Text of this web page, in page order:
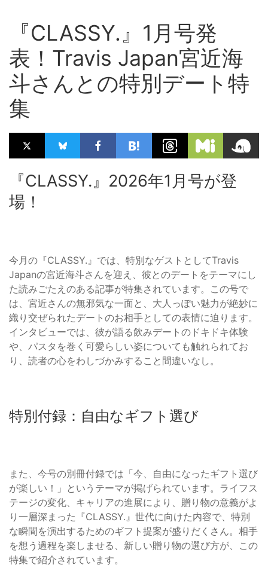
『CLASSY.』1月号発
表！Travis Japan宮近海
斗さんとの特別デート特
集
『CLASSY.』2026年1月号が登
場！
今月の『CLASSY.』では、特別なゲストとしてTravis
Japanの宮近海斗さんを迎え、彼とのデートをテーマにし
た読みごたえのある記事が特集されています。この号で
は、宮近さんの無邪気な一面と、大人っぽい魅力が絶妙に
織り交ぜられたデートのお相手としての表情に迫ります。
インタビューでは、彼が語る飲みデートのドキドキ体験
や、パスタを巻く可愛らしい姿についても触れられてお
り、読者の心をわしづかみすること間違いなし。
特別付録：自由なギフト選び
また、今号の別冊付録では「今、自由になったギフト選び
が楽しい！」というテーマが掲げられています。ライフス
テージの変化、キャリアの進展により、贈り物の意義がよ
り一層深まった『CLASSY.』世代に向けた内容で、特別
な瞬間を演出するためのギフト提案が盛りだくさん。相手
を想う過程を楽しませる、新しい贈り物の選び方が、この
特集で紹介されています。